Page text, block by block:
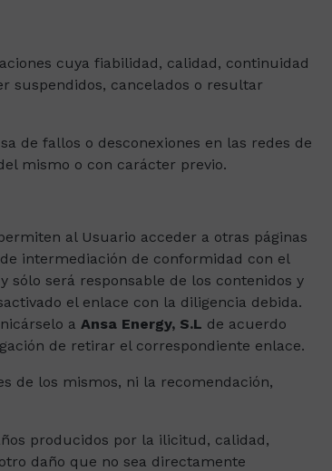
cuya fiabilidad, calidad, continuidad
suspendidos, cancelados o resultar
de fallos o desconexiones en las redes de
mismo o con carácter previo.
al Usuario acceder a otras páginas
intermediación de conformidad con el
sólo será responsable de los contenidos y
el enlace con la diligencia debida.
a Ansa Energy, S.L de acuerdo
de retirar el correspondiente enlace.
de los mismos, ni la recomendación,
producidos por la ilicitud, calidad,
daño que no sea directamente